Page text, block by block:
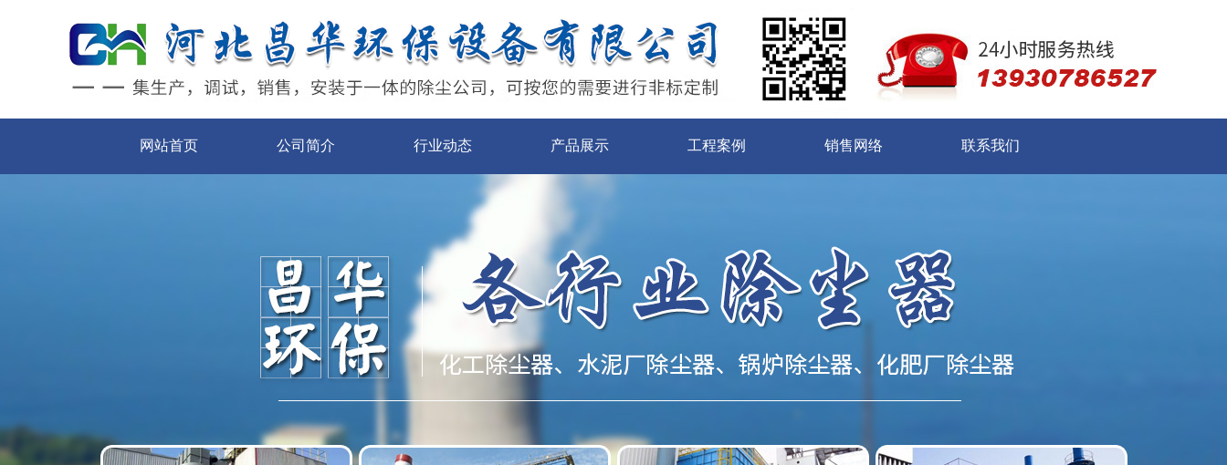
网站首页 公司简介 行业动态 产品展示 工程案例 销售网络 联系我们